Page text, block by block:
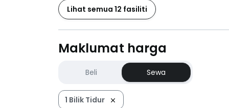
Lihat semua 12 fasiliti
Maklumat harga
Beli Sewa
1 Bilik Tidur